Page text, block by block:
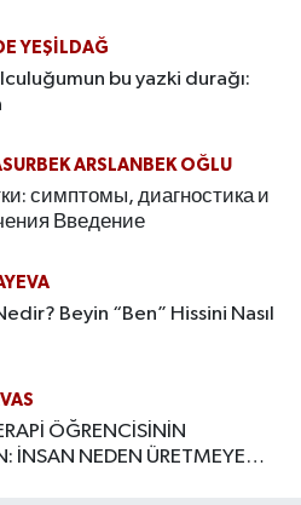
YEŞİLDAĞ
bu yazki durağı:
ARSLANBEK OĞLU
симптомы, диагностика и
Введение
Beyin “Ben” Hissini Nasıl
ÖĞRENCİSİNİN
İNSAN NEDEN ÜRETMEYE